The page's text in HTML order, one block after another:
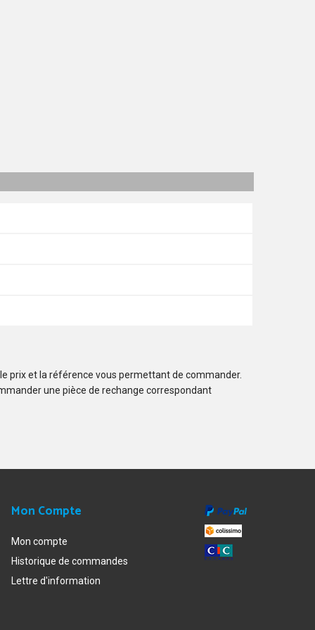
prix et la référence vous permettant de commander.
une pièce de rechange correspondant
Mon Compte
Mon compte
Historique de commandes
Lettre d'information